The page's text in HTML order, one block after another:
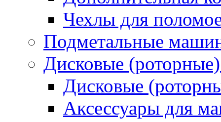
Чехлы для
Подметальные
Дисковые
Дисковые
Аксессуары для